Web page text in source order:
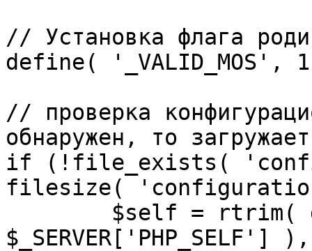
// Установка флага
define( '_VALID_MOS',
// проверка
обнаружен, то
if (!file_exists(
filesize(